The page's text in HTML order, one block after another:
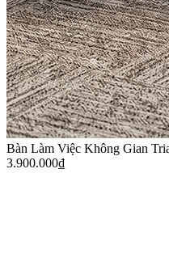
Bàn Làm Việc Không Gian
3.900.000₫